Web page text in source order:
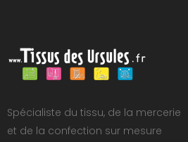
Spécialiste du tissu, de la mercerie
et de la confection sur mesure